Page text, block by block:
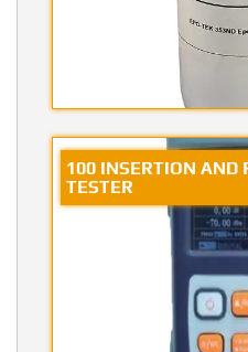
100 INSERTION AND
TESTER